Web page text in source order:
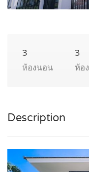
3
ห้องนอน
3
ห้อ
Description